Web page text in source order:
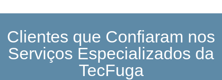
Clientes que Confiaram nos
Serviços Especializados da
TecFuga